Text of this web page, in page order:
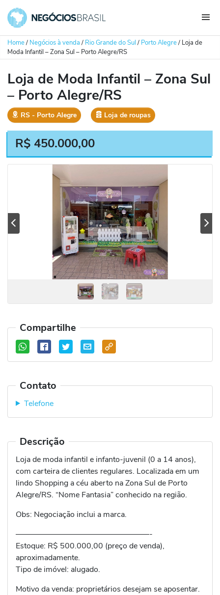
Home/ Negócios à venda/ Rio Grande do Sul/ Porto Alegre/ Loja de
Moda Infantil – Zona Sul – Porto Alegre/RS
Loja de Moda Infantil – Zona Sul
– Porto Alegre/RS
RS ‐ Porto Alegre Loja de roupas
R$ 450.000,00
Compartilhe
Contato
Telefone
Descrição
Loja de moda infantil e infanto-juvenil (0 a 14 anos),
com carteira de clientes regulares. Localizada em um
lindo Shopping a céu aberto na Zona Sul de Porto
Alegre/RS. “Nome Fantasia” conhecido na região.
Obs: Negociação inclui a marca.
—————————————————-
Estoque: R$ 500.000,00 (preço de venda),
aproximadamente.
Tipo de imóvel: alugado.
Motivo da venda: proprietários desejam se aposentar.